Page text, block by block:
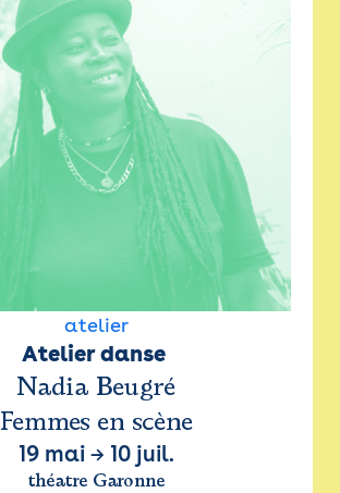
atelier
Atelier danse
Nadia Beugré
Femmes en scène
19 mai→ 10 juil.
théatre Garonne